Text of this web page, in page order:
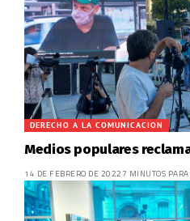
DERECHO A LA COMUNICACION
Medios populares
14 DE FEBRERO DE 20227 MINUTOS